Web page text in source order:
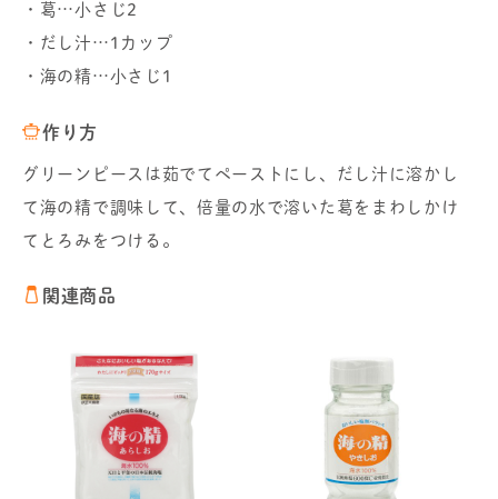
・葛…小さじ2
・だし汁…1カップ
・海の精…小さじ1
作り方
グリーンピースは茹でてペーストにし、だし汁に溶かし
て海の精で調味して、倍量の水で溶いた葛をまわしかけ
てとろみをつける。
関連商品